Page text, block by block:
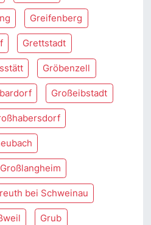
Greifenberg
Grettstadt
Gröbenzell
Großeibstadt
Großlangheim
bei Schweinau
Grub